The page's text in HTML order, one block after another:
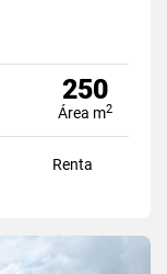
250
Área m2
Renta